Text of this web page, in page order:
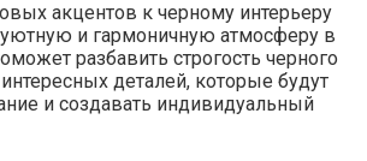
акцентов к черному интерьеру
и гармоничную атмосферу в
разбавить строгость черного
деталей, которые будут
и создавать индивидуальный